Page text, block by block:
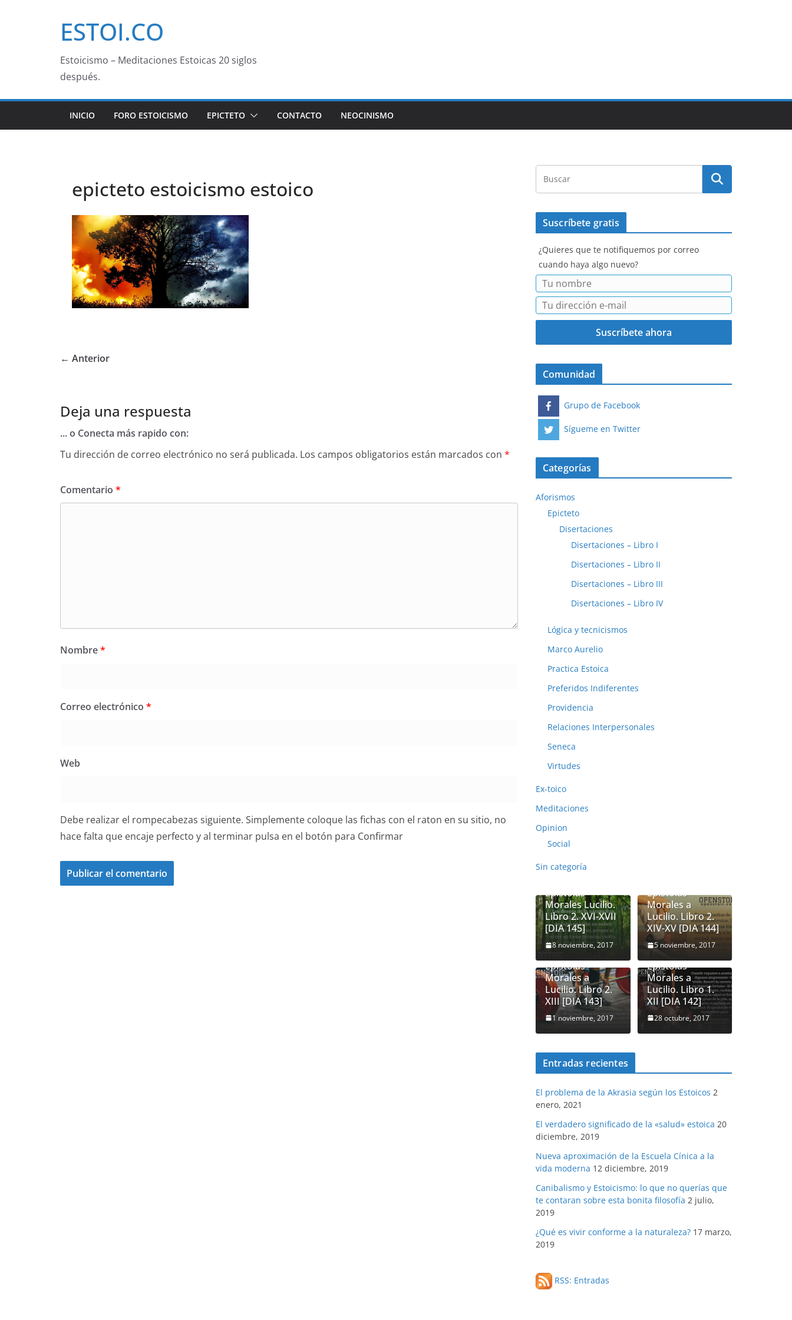
ESTOI.CO
Estoicismo – Meditaciones Estoicas 20 siglos
después.
INICIO FORO ESTOICISMO EPICTETO CONTACTO NEOCINISMO
epicteto estoicismo estoico
← Anterior
Deja una respuesta
... o Conecta más rapido con:
Tu dirección de correo electrónico no será publicada. Los campos obligatorios están marcados con *
Comentario *
Nombre*
Correo electrónico *
Web
Debe realizar el rompecabezas siguiente. Simplemente coloque las fichas con el raton en su sitio, no
hace falta que encaje perfecto y al terminar pulsa en el botón para Confirmar
Suscríbete gratis
¿Quieres que te notifiquemos por correo
cuando haya algo nuevo?
Comunidad
Grupo de Facebook
Sígueme en Twitter
Categorías
Aforismos
Epicteto
Disertaciones
Disertaciones – Libro I
Disertaciones – Libro II
Disertaciones – Libro III
Disertaciones – Libro IV
Lógica y tecnicismos
Marco Aurelio
Practica Estoica
Preferidos Indiferentes
Providencia
Relaciones Interpersonales
Seneca
Virtudes
Ex-toico
Meditaciones
Opinion
Social
Sin categoría
Epistolas
Morales Lucilio.
Libro 2. XVI-XVII
[DIA 145]
8 noviembre, 2017
Epistolas
Morales a
Lucilio. Libro 2.
XIV-XV [DIA 144]
5 noviembre, 2017
Epistolas
Morales a
Lucilio. Libro 2.
XIII [DIA 143]
1 noviembre, 2017
Seneca.
Epistolas
Morales a
Lucilio. Libro 1.
XII [DIA 142]
28 octubre, 2017
Entradas recientes
El problema de la Akrasia según los Estoicos 2
enero, 2021
El verdadero significado de la «salud» estoica 20
diciembre, 2019
Nueva aproximación de la Escuela Cínica a la
vida moderna 12 diciembre, 2019
Canibalismo y Estoicismo: lo que no querías que
te contaran sobre esta bonita filosofía 2 julio,
2019
¿Qué es vivir conforme a la naturaleza? 17 marzo,
2019
RSS: Entradas